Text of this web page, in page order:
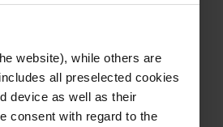
website), while others are
all preselected cookies
device as well as their
consent with regard to the